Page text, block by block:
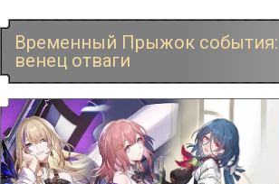
Временный Прыжок
венец отваги